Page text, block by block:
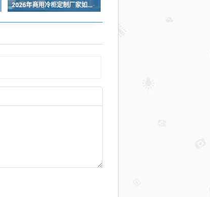
2026年商用冷柜定制厂家如何选？从应用场景、案例适配等维度解析